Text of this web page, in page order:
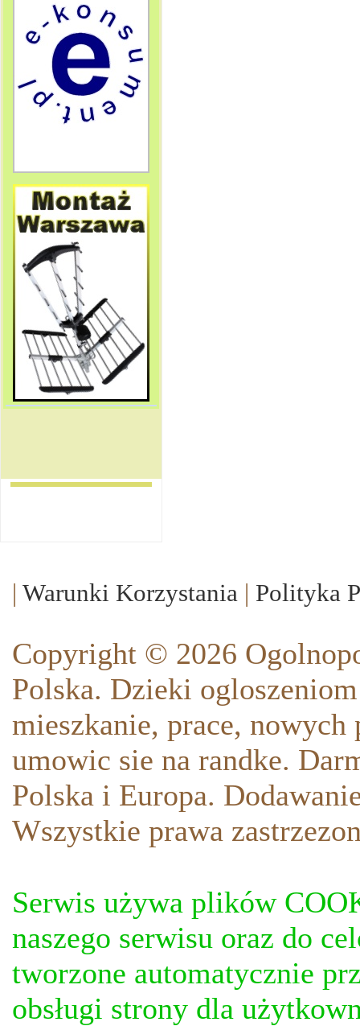
| Warunki Korzystania | Polityka
Copyright © 2026
Polska. Dzieki
mieszkanie, prace,
umowic sie na randke.
Polska i Europa.
Wszystkie prawa
Serwis używa plików
naszego serwisu oraz do
tworzone automatycznie
obsługi strony dla